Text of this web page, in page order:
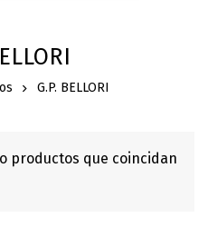
G.P. BELLORI
productos que coincidan